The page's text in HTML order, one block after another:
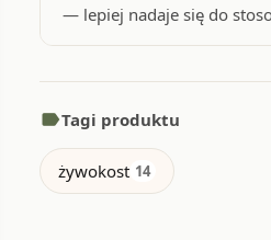
— lepiej nadaje się do
labelTagi produktu
żywokost 14